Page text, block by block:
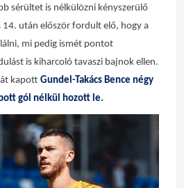
sérültet is nélkülözni kényszerülő
14. után először fordult elő, hogy a
mi pedig ismét pontot
is kiharcoló tavaszi bajnok ellen.
kapott Gundel-Takács Bence négy
gól nélkül hozott le.